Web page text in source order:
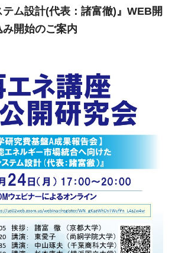
ム設計(代表：諸富徹)』WEB開
開始のご案内